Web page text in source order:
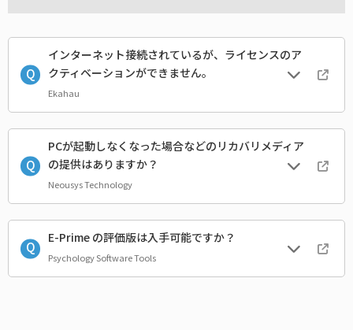
インターネット接続されているが、ライセンスのア
クティベーションができません。
Ekahau
PCが起動しなくなった場合などのリカバリメディア
の提供はありますか？
Neousys Technology
E-Prime の評価版は入手可能ですか？
Psychology Software Tools